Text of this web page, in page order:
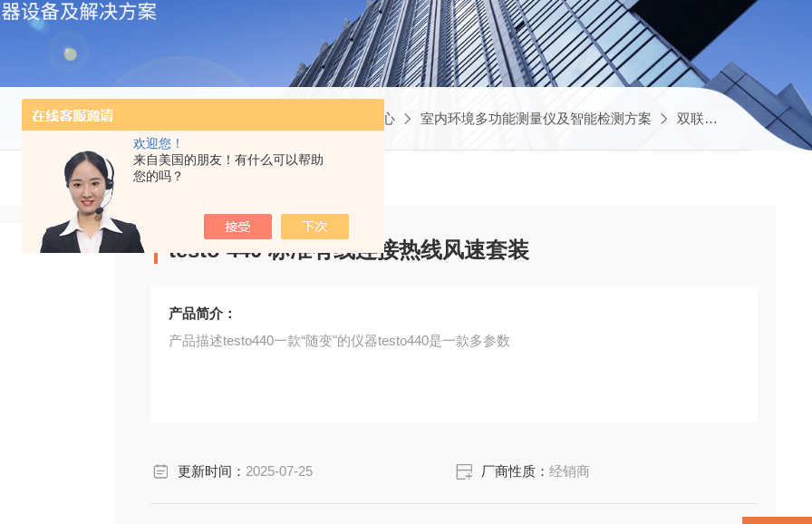
欢迎您！
来自美国的朋友！有什么可以帮助
您的吗？
产品中心 室内环境多功能测量仪及智能检测方案 双联制通用通风系统测量仪
testo 440 标准有线连接热线风速套装
产品简介：
产品描述testo440一款“随变"的仪器testo440是一款多参数
更新时间： 2025-07-25 厂商性质：经销商